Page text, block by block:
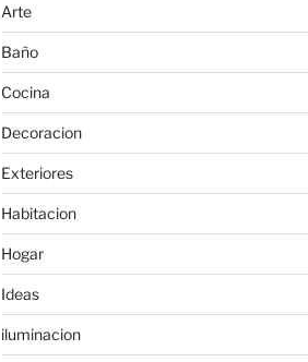
Arte
Baño
Cocina
Decoracion
Exteriores
Habitacion
Hogar
Ideas
iluminacion